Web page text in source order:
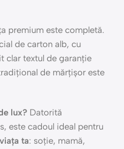
premium este completă.
de carton alb, cu
clar textul de garanție
de mărțișor este
lux? Datorită
este cadoul ideal pentru
ta: soție, mamă,